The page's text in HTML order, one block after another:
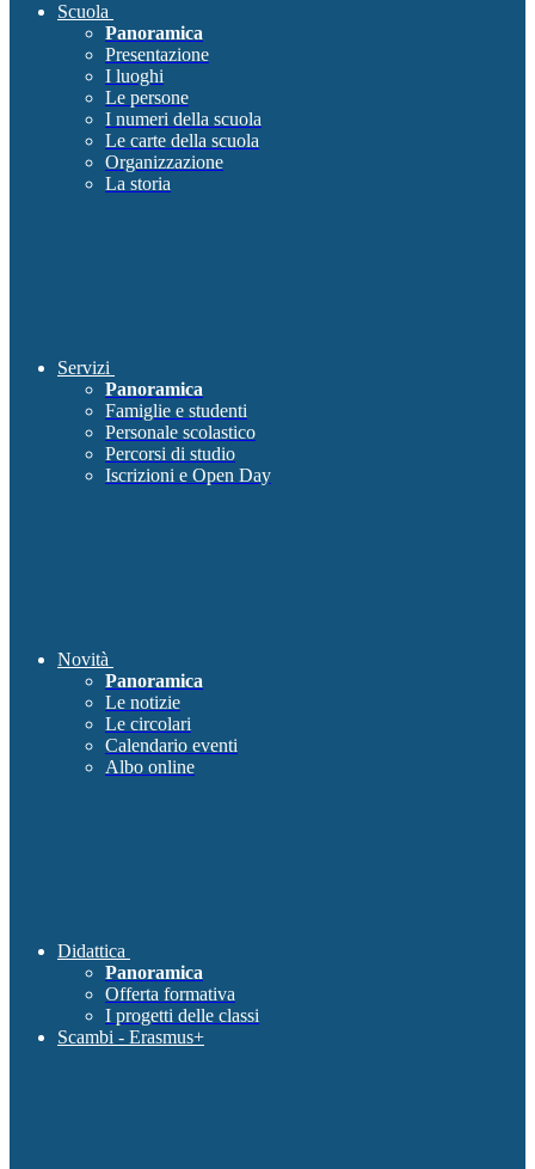
Scuola
Panoramica
Presentazione
I luoghi
Le persone
I numeri della scuola
Le carte della scuola
Organizzazione
La storia
Servizi
Panoramica
Famiglie e studenti
Personale scolastico
Percorsi di studio
Iscrizioni e Open Day
Novità
Panoramica
Le notizie
Le circolari
Calendario eventi
Albo online
Didattica
Panoramica
Offerta formativa
I progetti delle classi
Scambi - Erasmus+